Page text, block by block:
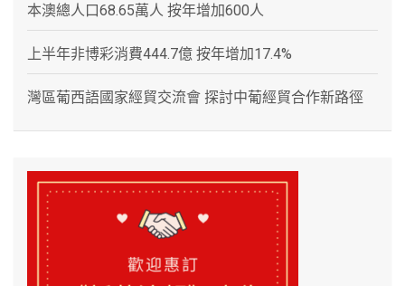
本澳總人口68.65萬人 按年增加600人
上半年非博彩消費444.7億 按年增加17.4%
灣區葡西語國家經貿交流會 探討中葡經貿合作新路徑